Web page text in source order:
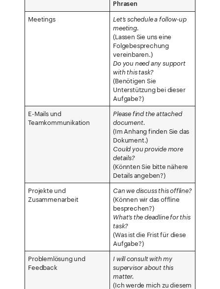
Phrasen
Meetings
Let’s schedule a follow-up
meeting.
(Lassen Sie uns eine
Folgebesprechung
vereinbaren.)
Do you need any support
with this task?
(Benötigen Sie
Unterstützung bei dieser
Aufgabe?)
E-Mails und
Teamkommunikation
Please find the attached
document.
(Im Anhang finden Sie das
Dokument.)
Could you provide more
details?
(Könnten Sie bitte nähere
Details angeben?)
Projekte und
Zusammenarbeit
Can we discuss this offline?
(Können wir das offline
besprechen?)
What’s the deadline for this
task?
(Was ist die Frist für diese
Aufgabe?)
Problemlösung und
Feedback
I will consult with my
supervisor about this
matter.
(Ich werde mich zu diesem